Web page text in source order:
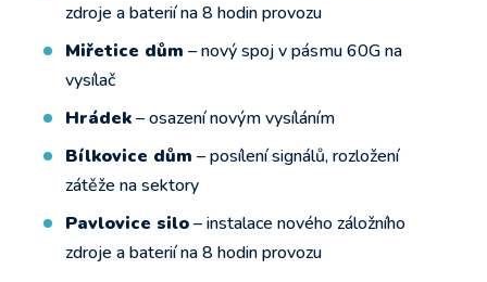
zdroje a baterií na 8 hodin provozu
Miřetice dům – nový spoj v pásmu 60G na
vysílač
Hrádek– osazení novým vysíláním
Bílkovice dům – posílení signálů, rozložení
zátěže na sektory
Pavlovice silo– instalace nového záložního
zdroje a baterií na 8 hodin provozu